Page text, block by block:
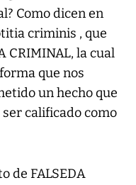
Como dicen en
criminis , que
CRIMINAL, la cual
que nos
un hecho que
calificado como
de FALSEDA